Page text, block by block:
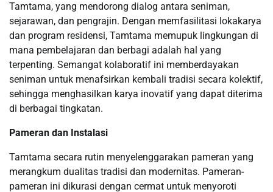
Tamtama, yang mendorong dialog antara seniman,
sejarawan, dan pengrajin. Dengan memfasilitasi lokakarya
dan program residensi, Tamtama memupuk lingkungan di
mana pembelajaran dan berbagi adalah hal yang
terpenting. Semangat kolaboratif ini memberdayakan
seniman untuk menafsirkan kembali tradisi secara kolektif,
sehingga menghasilkan karya inovatif yang dapat diterima
di berbagai tingkatan.
Pameran dan Instalasi
Tamtama secara rutin menyelenggarakan pameran yang
merangkum dualitas tradisi dan modernitas. Pameran-
pameran ini dikurasi dengan cermat untuk menyoroti